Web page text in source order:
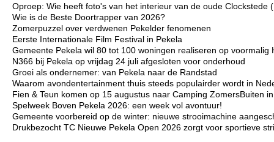
Oproep: Wie heeft foto's van het interieur van de oude Clockstede
Wie is de Beste Doortrapper van 2026?
Zomerpuzzel over verdwenen Pekelder fenomenen
Eerste Internationale Film Festival in Pekela
Gemeente Pekela wil 80 tot 100 woningen realiseren op voormalig
N366 bij Pekela op vrijdag 24 juli afgesloten voor onderhoud
Groei als ondernemer: van Pekela naar de Randstad
Waarom avondentertainment thuis steeds populairder wordt in
Fien & Teun komen op 15 augustus naar Camping ZomersBuiten
Spelweek Boven Pekela 2026: een week vol avontuur!
Gemeente voorbereid op de winter: nieuwe strooimachine
Drukbezocht TC Nieuwe Pekela Open 2026 zorgt voor sportieve